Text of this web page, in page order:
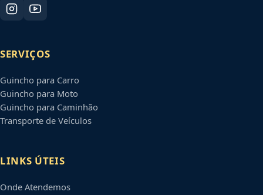
SERVIÇOS
Guincho para Carro
Guincho para Moto
Guincho para Caminhão
Transporte de Veículos
LINKS ÚTEIS
Onde Atendemos